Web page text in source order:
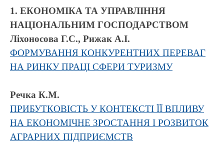
1. ЕКОНОМІКА ТА УПРАВЛІННЯ
НАЦІОНАЛЬНИМ ГОСПОДАРСТВОМ
Ліхоносова Г.С., Рижак А.І.
ФОРМУВАННЯ КОНКУРЕНТНИХ ПЕРЕВАГ
НА РИНКУ ПРАЦІ СФЕРИ ТУРИЗМУ
Речка К.М.
ПРИБУТКОВІСТЬ У КОНТЕКСТІ ЇЇ ВПЛИВУ
НА ЕКОНОМІЧНЕ ЗРОСТАННЯ І РОЗВИТОК
АГРАРНИХ ПІДПРИЄМСТВ